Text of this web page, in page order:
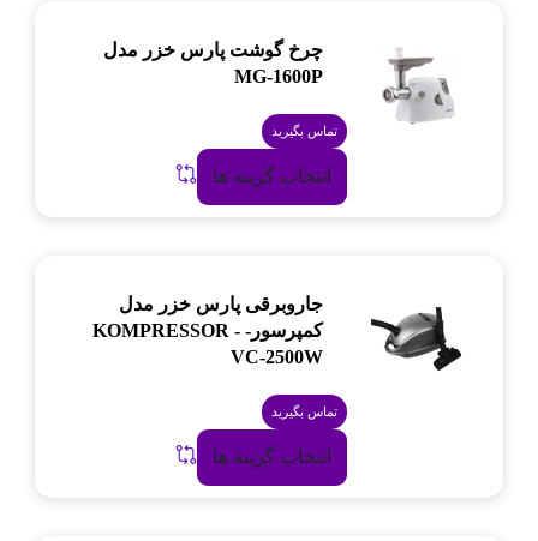
چرخ گوشت پارس خزر مدل
MG-1600P
تماس بگیرید
انتخاب گزینه ها
جاروبرقی پارس خزر مدل
کمپرسور- KOMPRESSOR -
VC-2500W
تماس بگیرید
انتخاب گزینه ها